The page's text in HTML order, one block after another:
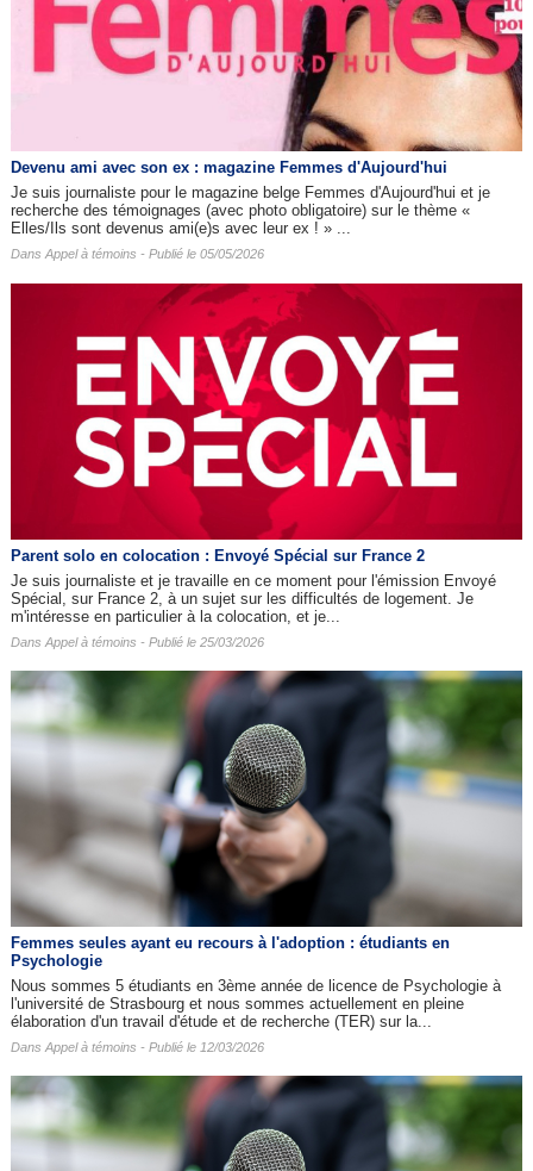
Devenu ami avec son ex : magazine Femmes d'Aujourd'hui
Je suis journaliste pour le magazine belge Femmes d'Aujourd'hui et je
recherche des témoignages (avec photo obligatoire) sur le thème «
Elles/Ils sont devenus ami(e)s avec leur ex ! » ...
Dans Appel à témoins - Publié le 05/05/2026
Parent solo en colocation : Envoyé Spécial sur France 2
Je suis journaliste et je travaille en ce moment pour l'émission Envoyé
Spécial, sur France 2, à un sujet sur les difficultés de logement. Je
m'intéresse en particulier à la colocation, et je...
Dans Appel à témoins - Publié le 25/03/2026
Femmes seules ayant eu recours à l'adoption : étudiants en
Psychologie
Nous sommes 5 étudiants en 3ème année de licence de Psychologie à
l'université de Strasbourg et nous sommes actuellement en pleine
élaboration d'un travail d'étude et de recherche (TER) sur la...
Dans Appel à témoins - Publié le 12/03/2026